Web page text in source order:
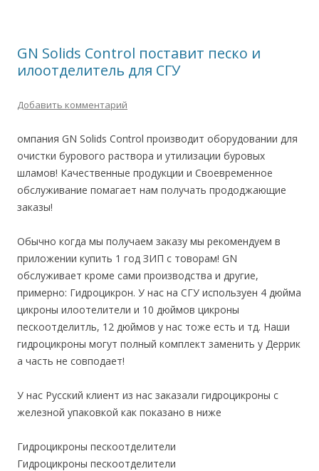
GN Solids Control поставит песко и
илоотделитель для СГУ
Добавить комментарий
омпания GN Solids Control производит оборудовании для
очистки бурового раствора и утилизации буровых
шламов! Качественные продукции и Своевременное
обслуживание помагает нам получать прододжающие
заказы!
Обычно когда мы получаем заказу мы рекомендуем в
приложении купить 1 год ЗИП с товорам! GN
обслуживает кроме сами производства и другие,
примерно: Гидроцикрон. У нас на СГУ используен 4 дюйма
цикроны илоотелители и 10 дюймов цикроны
пескоотделитль, 12 дюймов у нас тоже есть и тд. Наши
гидроцикроны могут полный комплект заменить у Деррик
а часть не совподает!
У нас Русский клиент из нас заказали гидроцикроны с
железной упаковкой как показано в ниже
Гидроцикроны пескоотделители
Гидроцикроны пескоотделители